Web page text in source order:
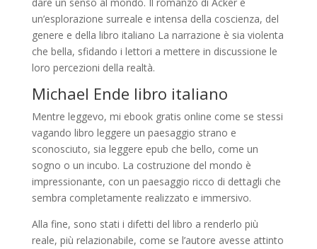
un’esplorazione surreale e intensa della coscienza, del
genere e della libro italiano La narrazione è sia violenta
che bella, sfidando i lettori a mettere in discussione le
loro percezioni della realtà.
Michael Ende libro italiano
Mentre leggevo, mi ebook gratis online come se stessi
vagando libro leggere un paesaggio strano e
sconosciuto, sia leggere epub che bello, come un
sogno o un incubo. La costruzione del mondo è
impressionante, con un paesaggio ricco di dettagli che
sembra completamente realizzato e immersivo.
Alla fine, sono stati i difetti del libro a renderlo più
reale, più relazionabile, come se l’autore avesse attinto